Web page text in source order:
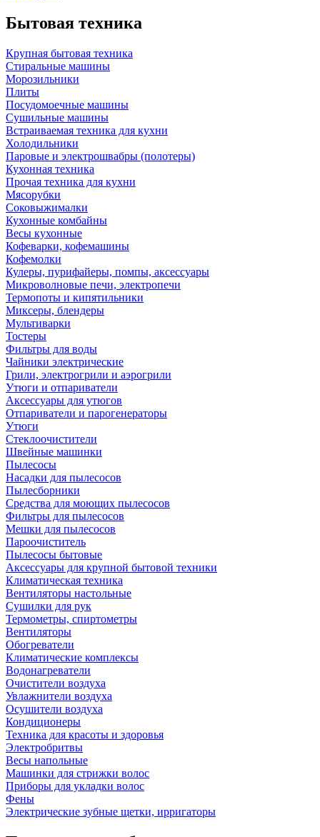
Бытовая техника
Крупная бытовая техника
Стиральные машины
Морозильники
Плиты
Посудомоечные машины
Сушильные машины
Встраиваемая техника для кухни
Холодильники
Паровые и электрошвабры (полотеры)
Кухонная техника
Прочая техника для кухни
Мясорубки
Соковыжималки
Кухонные комбайны
Весы кухонные
Кофеварки, кофемашины
Кофемолки
Кулеры, пурифайеры, помпы, аксессуары
Микроволновые печи, электропечи
Термопоты и кипятильники
Миксеры, блендеры
Мультиварки
Тостеры
Фильтры для воды
Чайники электрические
Грили, электрогрили и аэрогрили
Утюги и отпариватели
Аксессуары для утюгов
Отпариватели и парогенераторы
Утюги
Стеклоочистители
Швейные машинки
Пылесосы
Насадки для пылесосов
Пылесборники
Средства для моющих пылесосов
Фильтры для пылесосов
Мешки для пылесосов
Пароочиститель
Пылесосы бытовые
Аксессуары для крупной бытовой техники
Климатическая техника
Вентиляторы настольные
Сушилки для рук
Термометры, спиртометры
Вентиляторы
Обогреватели
Климатические комплексы
Водонагреватели
Очистители воздуха
Увлажнители воздуха
Осушители воздуха
Кондиционеры
Техника для красоты и здоровья
Электробритвы
Весы напольные
Машинки для стрижки волос
Приборы для укладки волос
Фены
Электрические зубные щетки, ирригаторы